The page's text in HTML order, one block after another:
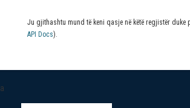
Ju gjithashtu mund të keni qasje në këtë regjistër duke
API Docs).
a